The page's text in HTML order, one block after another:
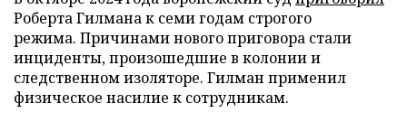
Роберта Гилмана к семи годам строгого
режима. Причинами нового приговора стали
инциденты, произошедшие в колонии и
следственном изоляторе. Гилман применил
физическое насилие к сотрудникам.